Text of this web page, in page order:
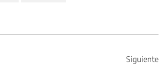
Siguiente